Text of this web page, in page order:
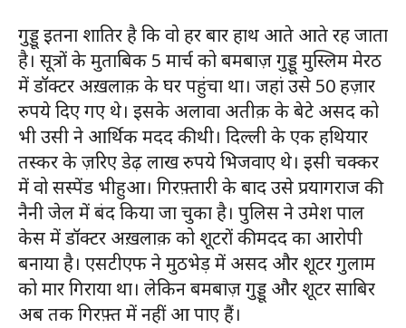
गुड्डू इतना शातिर है कि वो हर बार हाथ आते आते रह जाता
है। सूत्रों के मुताबिक 5 मार्च को बमबाज़ गुड्डू मुस्लिम मेरठ
में डॉक्टर अख़लाक़ के घर पहुंचा था। जहां उसे 50 हज़ार
रुपये दिए गए थे। इसके अलावा अतीक़ के बेटे असद को
भी उसी ने आर्थिक मदद की थी। दिल्ली के एक हथियार
तस्कर के ज़रिए डेढ़ लाख रुपये भिजवाए थे। इसी चक्कर
में वो सस्पेंड भीहुआ। गिरफ़्तारी के बाद उसे प्रयागराज की
नैनी जेल में बंद किया जा चुका है। पुलिस ने उमेश पाल
केस में डॉक्टर अख़लाक़ को शूटरों की मदद का आरोपी
बनाया है। एसटीएफ ने मुठभेड़ में असद और शूटर गुलाम
को मार गिराया था। लेकिन बमबाज़ गुड्डू और शूटर साबिर
अब तक गिरफ़्त में नहीं आ पाए हैं।